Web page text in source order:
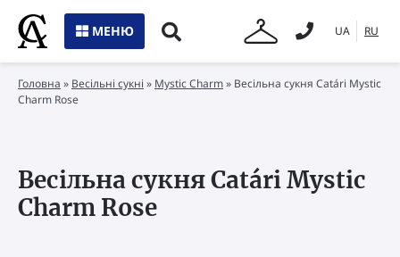
МЕНЮ UA RU
Головна » Весільні сукні » Mystic Charm» Весільна сукня Catári Mystic
Charm Rose
Весільна сукня Catári Mystic
Charm Rose